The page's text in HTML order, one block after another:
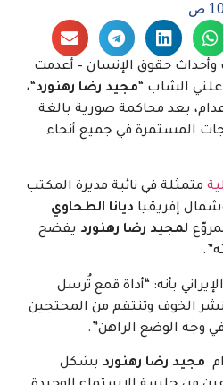
ص
وأحداث حقوق الإنسان – أعدمت
الشاب “مجيد رضا رهنورد“،
بعد محاكمة صورية بالغة
المستمرة في جميع أنحاء
متمثلة في نائبة مديرة المكتب
إفريقيا ديانا الطحاوي
لمجيد رضا رهنورد يفضح
بأنه: “أداة قمع تُرسل
الخوف وتنتقم من المحتجين
وجه الوضع الراهن”.
مجيد رضا رهنورد بشكل